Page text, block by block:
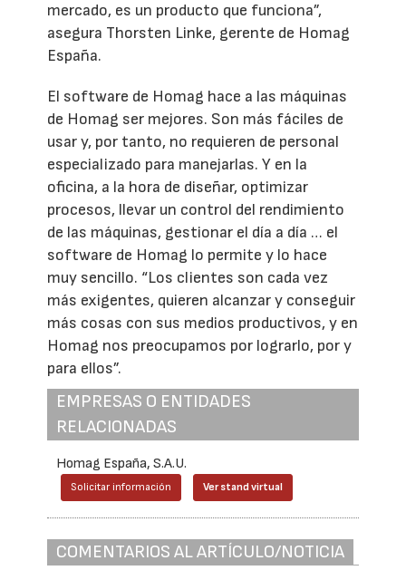
mercado, es un producto que funciona”,
asegura Thorsten Linke, gerente de Homag
España.
El software de Homag hace a las máquinas
de Homag ser mejores. Son más fáciles de
usar y, por tanto, no requieren de personal
especializado para manejarlas. Y en la
oficina, a la hora de diseñar, optimizar
procesos, llevar un control del rendimiento
de las máquinas, gestionar el día a día … el
software de Homag lo permite y lo hace
muy sencillo. “Los clientes son cada vez
más exigentes, quieren alcanzar y conseguir
más cosas con sus medios productivos, y en
Homag nos preocupamos por lograrlo, por y
para ellos”.
EMPRESAS O ENTIDADES
RELACIONADAS
Homag España, S.A.U.
Solicitar información Ver stand virtual
COMENTARIOS AL ARTÍCULO/NOTICIA